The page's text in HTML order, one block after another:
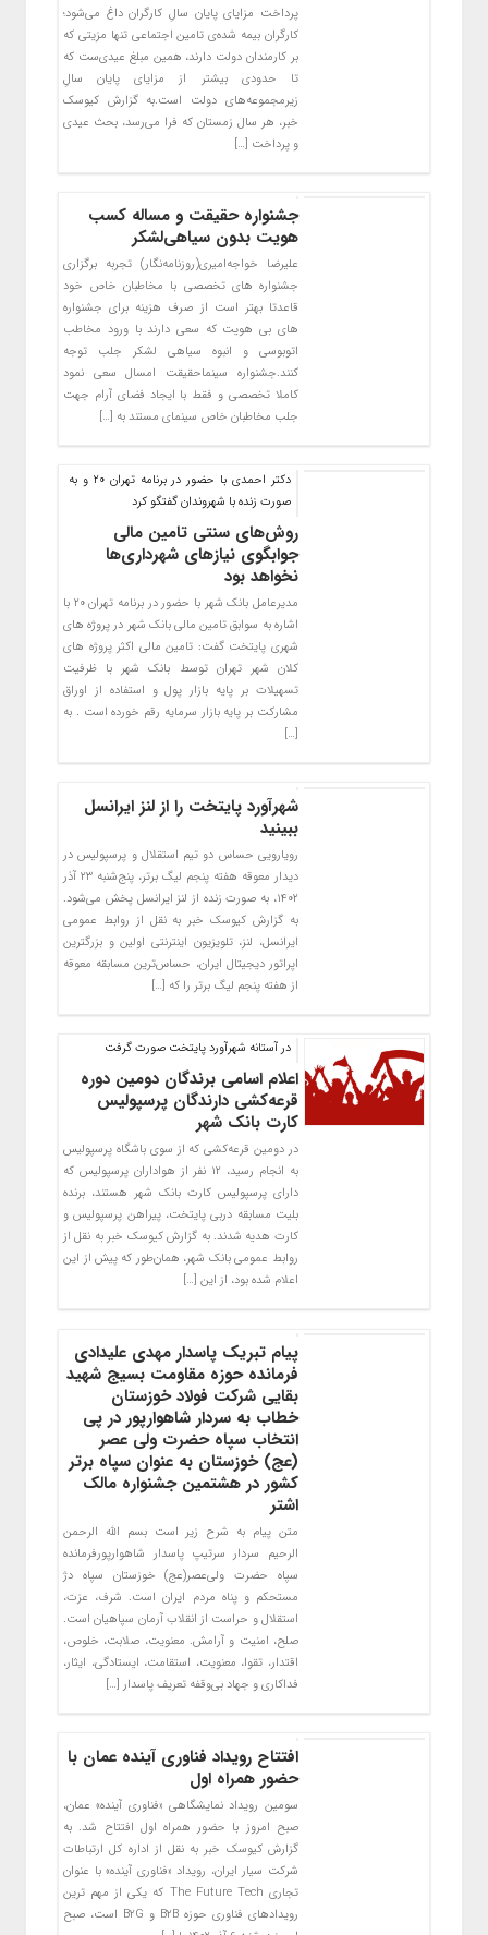
پرداخت مزایای پایان سالِ کارگران داغ می‌شود؛
کارگران بیمه‌ شده‌ی تامین اجتماعی تنها مزیتی که
بر کارمندان دولت دارند، همین مبلغ عیدی‌ست که
تا حدودی بیشتر از مزایای پایان سالِ
زیرمجموعه‌های دولت است.به گزارش کیوسک
خبر، هر سال زمستان که فرا می‌رسد، بحث عیدی
و پرداخت […]
جشنواره حقیقت و مساله کسب
هویت بدون سیاهی‌لشکر
علیرضا خواجه‌امیری(روزنامه‌نگار) تجربه برگزاری
جشنواره های تخصصی با مخاطبان خاص خود
قاعدتا بهتر است از صرف هزینه برای جشنواره
های بی هویت که سعی دارند با ورود مخاطب
اتوبوسی و انبوه سیاهی لشکر جلب توجه
کنند.جشنواره سینماحقیقت امسال سعی نمود
کاملا تخصصی و فقط با ایجاد فضای آرام جهت
جلب مخاطبان خاص سینمای مستند به […]
دکتر احمدی با حضور در برنامه تهران ۲۰ و به
صورت زنده با شهروندان گفتگو کرد
روش‌های سنتی تامین مالی
جوابگوی نیازهای شهرداری‌ها
نخواهد بود
مدیرعامل بانک شهر با حضور در برنامه تهران ۲۰ با
اشاره به سوابق تامین مالی بانک شهر در پروژه های
شهری پایتخت گفت: تامین مالی اکثر پروژه های
کلان شهر تهران توسط بانک شهر با ظرفیت
تسهیلات بر پایه بازار پول و استفاده از اوراق
مشارکت بر پایه بازار سرمایه رقم خورده است . به
[…]
شهرآورد پایتخت را از لنز ایرانسل
ببینید
رویارویی حساس دو تیم استقلال و پرسپولیس در
دیدار معوقه هفته پنجم لیگ برتر، پنج‌شنبه ۲۳ آذر
۱۴۰۲، به صورت زنده از لنز ایرانسل پخش می‌شود.
به گزارش کیوسک خبر به نقل از روابط عمومی
ایرانسل، لنز، تلویزیون اینترنتی اولین و بزرگترین
اپراتور دیجیتال ایران، حساس‌ترین مسابقه معوقه
از هفته پنجم لیگ برتر را که […]
در آستانه شهرآورد پایتخت صورت گرفت
اعلام اسامی برندگان دومین دوره
قرعه‌کشی دارندگان پرسپولیس
کارت بانک شهر
در دومین قرعه‌کشی که از سوی باشگاه پرسپولیس
به انجام رسید، ۱۲ نفر از هواداران پرسپولیس که
دارای پرسپولیس کارت بانک شهر هستند، برنده
بلیت مسابقه دربی پایتخت، پیراهن پرسپولیس و
کارت هدیه شدند. به گزارش کیوسک خبر به نقل از
روابط عمومی بانک شهر، همان‌طور که پیش از این
اعلام شده بود، از این […]
پیام تبریک پاسدار مهدی علیدادی
فرمانده حوزه مقاومت بسیج شهید
بقایی شرکت فولاد خوزستان
خطاب به سردار شاهوارپور در پی
انتخاب سپاه حضرت ولی عصر
(عج) خوزستان به عنوان سپاه برتر
کشور در هشتمین جشنواره مالک
اشتر
متن پیام به شرح زیر است بسم الله الرحمن
الرحیم سردار سرتیپ پاسدار شاهوارپورفرمانده
سپاه حضرت ولی‌عصر(عج) خوزستان سپاه دژ
مستحکم و پناه مردم ایران است. شرف، عزت،
استقلال و حراست از انقلاب آرمان سپاهیان است‌.
صلح، امنیت و آرامش. معنویت، صلابت، خلوص،
اقتدار، تقوا، معنویت، استقامت، ایستادگی، ایثار،
فداکاری و جهاد بی‌وقفه تعریف پاسدار […]
افتتاح رویداد فناوری آینده عمان با
حضور همراه اول
سومین رویداد نمایشگاهی «فناوری آینده» عمان،
صبح امروز با حضور همراه اول افتتاح شد. به
گزارش کیوسک خبر به نقل از اداره کل ارتباطات
شرکت سیار ایران، رویداد «فناوری آینده» با عنوان
تجاری The Future Tech که یکی از مهم ترین
رویدادهای فناوری حوزه B2B و B2G است، صبح